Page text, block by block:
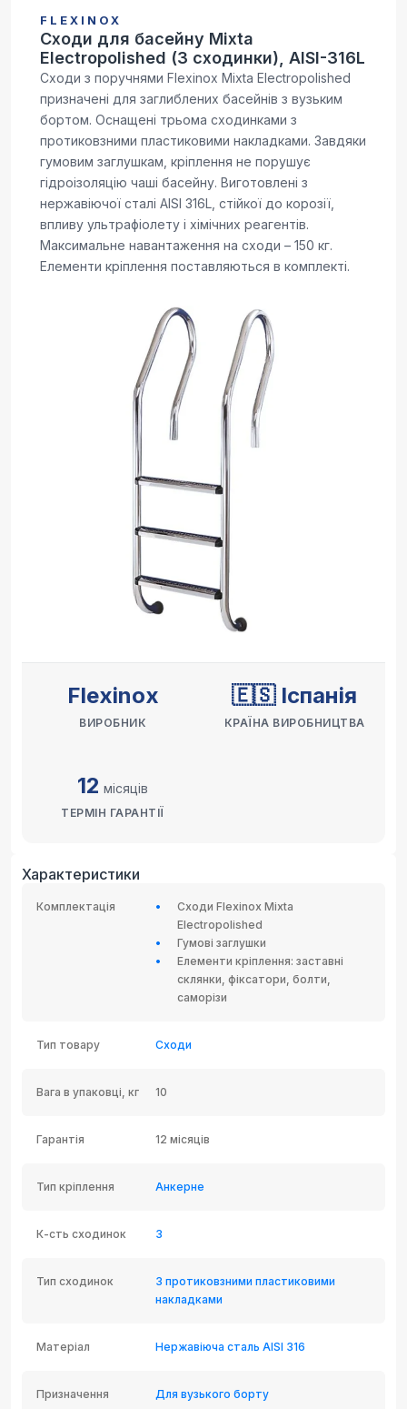
FLEXINOX
Сходи для басейну Mixta
Electropolished (3 сходинки), AISI-316L
Сходи з поручнями Flexinox Mixta Electropolished
призначені для заглиблених басейнів з вузьким
бортом. Оснащені трьома сходинками з
протиковзними пластиковими накладками. Завдяки
гумовим заглушкам, кріплення не порушує
гідроізоляцію чаші басейну. Виготовлені з
нержавіючої сталі AISI 316L, стійкої до корозії,
впливу ультрафіолету і хімічних реагентів.
Максимальне навантаження на сходи – 150 кг.
Елементи кріплення поставляються в комплекті.
Flexinox
ВИРОБНИК
🇪🇸 Іспанія
КРАЇНА ВИРОБНИЦТВА
12 місяців
ТЕРМІН ГАРАНТІЇ
Характеристики
Комплектація
Сходи Flexinox Mixta
Electropolished
Гумові заглушки
Елементи кріплення: заставні
склянки, фіксатори, болти,
саморізи
Тип товару Сходи
Вага в упаковці, кг 10
Гарантія 12 місяців
Тип кріплення Анкерне
К-сть сходинок 3
Тип сходинок
З протиковзними пластиковими
накладками
Матеріал Нержавіюча сталь AISI 316
Призначення Для вузького борту